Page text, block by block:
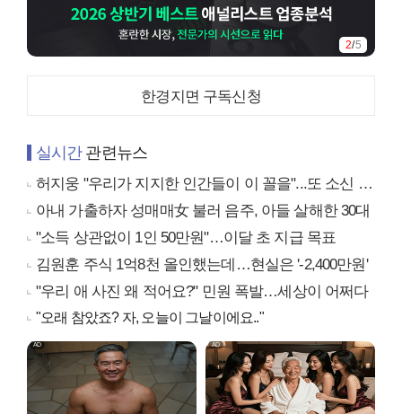
2/5
한경지면 구독신청
실시간관련뉴스
허지웅 "우리가 지지한 인간들이 이 꼴을"...또 소신 발언
아내 가출하자 성매매女 불러 음주, 아들 살해한 30대
"소득 상관없이 1인 50만원"…이달 초 지급 목표
김원훈 주식 1억8천 올인했는데…현실은 '-2,400만원'
"우리 애 사진 왜 적어요?" 민원 폭발…세상이 어쩌다
"오래 참았죠? 자, 오늘이 그날이에요.."